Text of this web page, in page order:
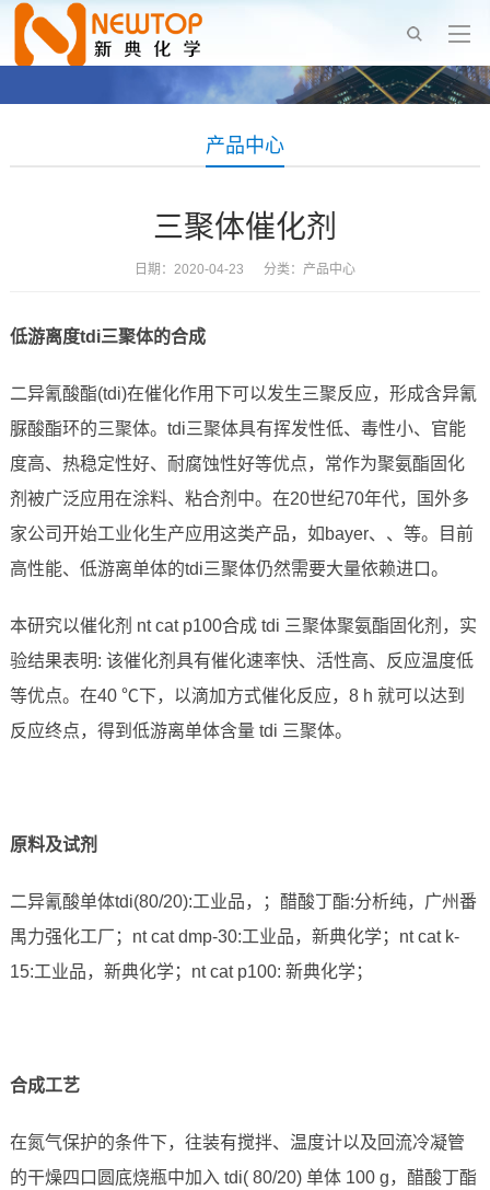
产品中心
三聚体催化剂
日期：2020-04-23 分类： 产品中心
低游离度tdi三聚体的合成
二异氰酸酯(tdi)在催化作用下可以发生三聚反应，形成含异氰
脲酸酯环的三聚体。tdi三聚体具有挥发性低、毒性小、官能
度高、热稳定性好、耐腐蚀性好等优点，常作为聚氨酯固化
剂被广泛应用在涂料、粘合剂中。在20世纪70年代，国外多
家公司开始工业化生产应用这类产品，如bayer、、等。目前
高性能、低游离单体的tdi三聚体仍然需要大量依赖进口。
本研究以催化剂 nt cat p100合成 tdi 三聚体聚氨酯固化剂，实
验结果表明: 该催化剂具有催化速率快、活性高、反应温度低
等优点。在40 ℃下，以滴加方式催化反应，8 h 就可以达到
反应终点，得到低游离单体含量 tdi 三聚体。
原料及试剂
二异氰酸单体tdi(80/20):工业品，；醋酸丁酯:分析纯，广州番
禺力强化工厂；nt cat dmp-30:工业品，新典化学；nt cat k-
15:工业品，新典化学；nt cat p100: 新典化学；
合成工艺
在氮气保护的条件下，往装有搅拌、温度计以及回流冷凝管
的干燥四口圆底烧瓶中加入 tdi( 80/20) 单体 100 g，醋酸丁酯